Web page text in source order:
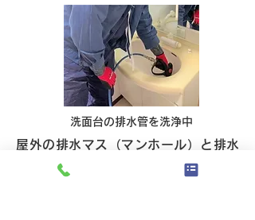
洗面台の排水管を洗浄中
屋外の排水マス（マンホール）と排水
マスの間の排水管に溜まった汚れを、
高圧洗浄で掻き出し詰まりの原因を除